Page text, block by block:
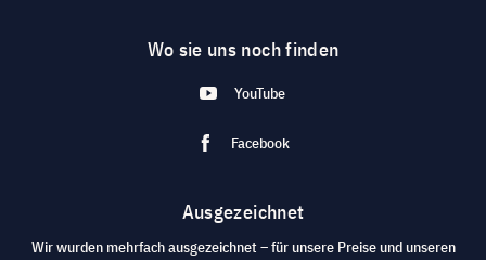
Wo sie uns noch finden
YouTube
Facebook
Ausgezeichnet
Wir wurden mehrfach ausgezeichnet – für unsere Preise und unseren